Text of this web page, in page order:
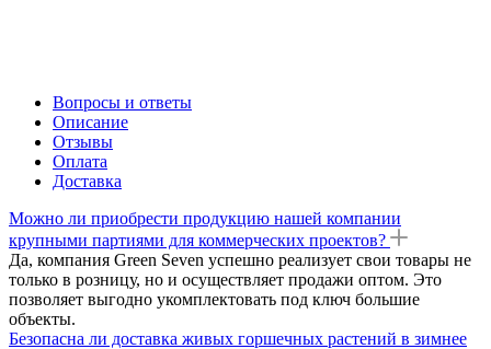
Вопросы и ответы
Описание
Отзывы
Оплата
Доставка
Можно ли приобрести продукцию нашей компании
крупными партиями для коммерческих проектов?
Да, компания Green Seven успешно реализует свои товары не
только в розницу, но и осуществляет продажи оптом. Это
позволяет выгодно укомплектовать под ключ большие
объекты.
Безопасна ли доставка живых горшечных растений в зимнее